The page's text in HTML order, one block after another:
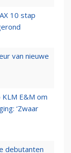
10 stap
van nieuwe
E&M om
‘Zwaar
debutanten